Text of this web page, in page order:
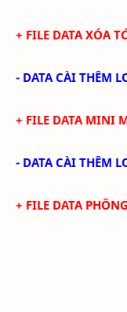
+ FILE DATA XÓA
- DATA CÀI THÊM
+ FILE DATA MINI
- DATA CÀI THÊM
+ FILE DATA